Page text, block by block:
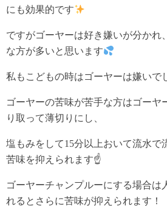
にも効果的です
ですがゴーヤーは好き嫌いが分かれ
な方が多いと思います
私もこどもの時はゴーヤーは嫌いで
ゴーヤーの苦味が苦手な方はゴーヤ
り取って薄切りにし、
塩もみをして15分以上おいて流水で
苦味を抑えられます☝️
ゴーヤーチャンプルーにする場合は
れるとさらに苦味が抑えられます！